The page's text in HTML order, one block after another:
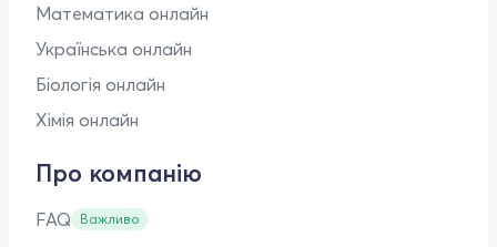
Математика онлайн
Українська онлайн
Біологія онлайн
Хімія онлайн
Про компанію
FAQ Важливо